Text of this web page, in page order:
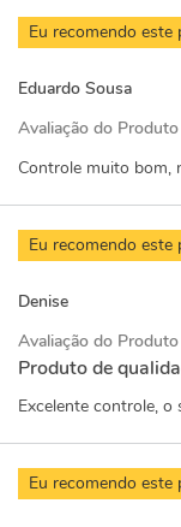
Eu recomendo este
Eduardo Sousa
Avaliação do Produto
Controle muito bom,
Eu recomendo este
Denise
Avaliação do Produto
Produto de
Excelente controle, o
Eu recomendo este